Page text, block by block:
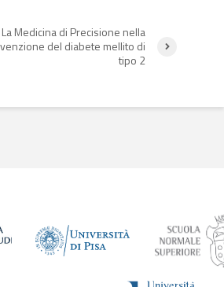
La Medicina di Precisione nella
del diabete mellito di
tipo 2